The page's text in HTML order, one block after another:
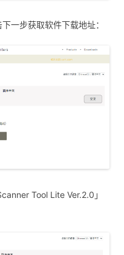
一步获取软件下载地址：
Tool Lite Ver.2.0」